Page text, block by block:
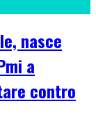
nasce
a
contro